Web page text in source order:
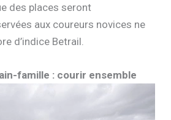
des places seront
aux coureurs novices ne
d’indice Betrail.
famille : courir ensemble